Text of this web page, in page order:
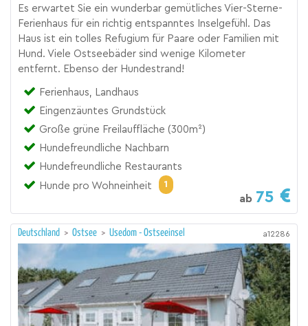
Es erwartet Sie ein wunderbar gemütliches Vier-Sterne-
Ferienhaus für ein richtig entspanntes Inselgefühl. Das
Haus ist ein tolles Refugium für Paare oder Familien mit
Hund. Viele Ostseebäder sind wenige Kilometer
entfernt. Ebenso der Hundestrand!
Ferienhaus, Landhaus
Eingenzäuntes Grundstück
Große grüne Freilauffläche (300m²)
Hundefreundliche Nachbarn
Hundefreundliche Restaurants
Hunde pro Wohneinheit
1
ab 75
Deutschland > Ostsee > Usedom - Ostseeinsel a12286